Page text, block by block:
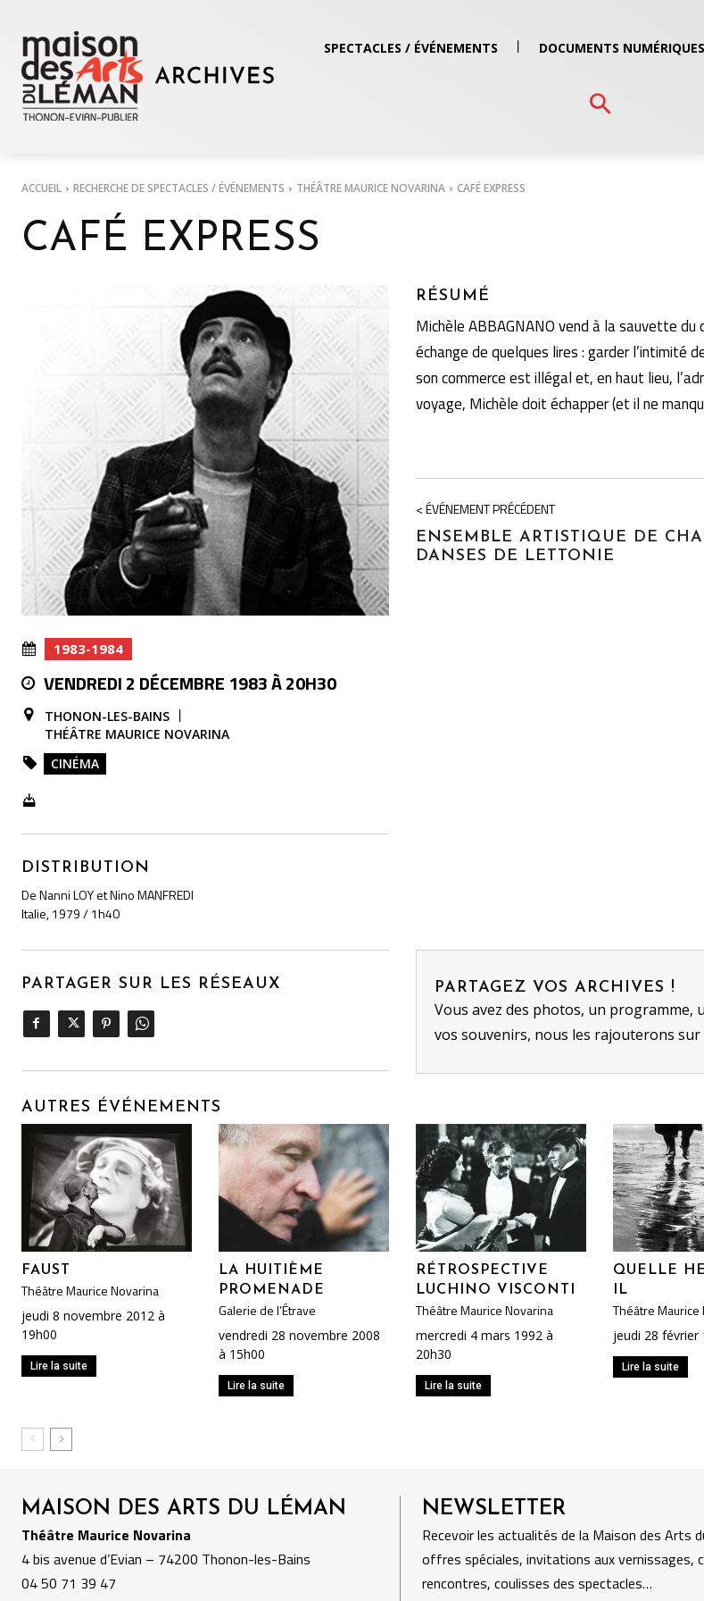
SPECTACLES / ÉVÉNEMENTS DOCUMENTS NUMÉRIQUES
ACCUEIL RECHERCHE DE SPECTACLES / ÉVÉNEMENTS THÉÂTRE MAURICE NOVARINA CAFÉ EXPRESS
CAFÉ EXPRESS
1983-1984
VENDREDI 2 DÉCEMBRE 1983 À 20H30
THONON-LES-BAINS
THÉÂTRE MAURICE NOVARINA
CINÉMA
DISTRIBUTION
De Nanni LOY et Nino MANFREDI
Italie, 1979 / 1h40
RÉSUMÉ
Michèle ABBAGNANO vend à la sauvette
échange de quelques lires : garder l’intimité
son commerce est illégal et, en haut lieu,
voyage, Michèle doit échapper (et il ne
< ÉVÉNEMENT PRÉCÉDENT
ENSEMBLE ARTISTIQUE DE
DANSES DE LETTONIE
PARTAGER SUR LES RÉSEAUX PARTAGEZ VOS ARCHIVES !
Vous avez des photos, un programme,
vos souvenirs, nous les rajouterons sur
AUTRES ÉVÉNEMENTS
FAUST
Théâtre Maurice Novarina
jeudi 8 novembre 2012 à
19h00
Lire la suite
LA HUITIÈME
PROMENADE
Galerie de l’Étrave
vendredi 28 novembre 2008
à 15h00
Lire la suite
RÉTROSPECTIVE
LUCHINO VISCONTI
Théâtre Maurice Novarina
mercredi 4 mars 1992 à
20h30
Lire la suite
QUELLE
IL
Théâtre Maurice
jeudi 28 février
Lire la suite
MAISON DES ARTS DU LÉMAN
Théâtre Maurice Novarina
4 bis avenue d’Evian – 74200 Thonon-les-Bains
04 50 71 39 47
NEWSLETTER
Recevoir les actualités de la Maison des Arts
offres spéciales, invitations aux vernissages,
rencontres, coulisses des spectacles…